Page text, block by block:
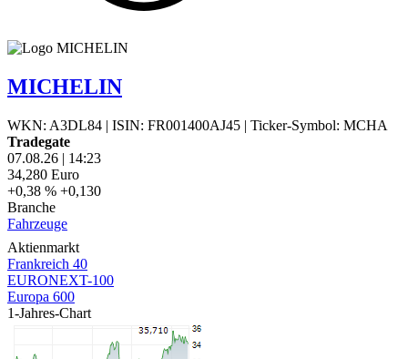
MICHELIN
WKN: A3DL84 | ISIN: FR001400AJ45 | Ticker-Symbol: MCHA
Tradegate
07.08.26 | 14:23
34,280 Euro
+0,38 % +0,130
Branche
Fahrzeuge
Aktienmarkt
Frankreich 40
EURONEXT-100
Europa 600
1-Jahres-Chart